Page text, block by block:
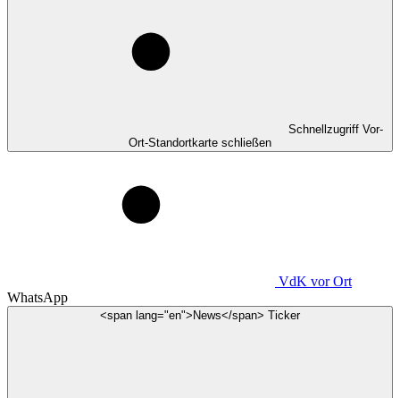
Schnellzugriff Vor-
Ort-Standortkarte schließen
VdK vor Ort
WhatsApp
<span lang="en">News</span> Ticker